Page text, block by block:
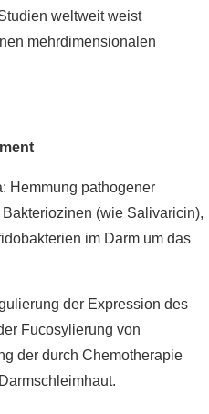
weltweit weist
mehrdimensionalen
Hemmung pathogener
(wie Salivaricin),
im Darm um das
der Expression des
Fucosylierung von
der durch Chemotherapie